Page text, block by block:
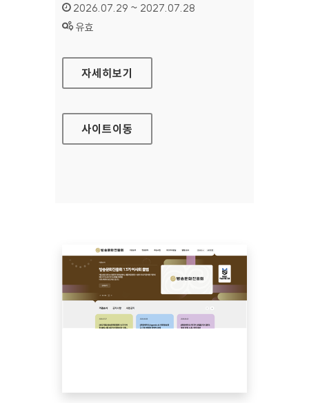
인증기간 :
2026.07.29 ~ 2027.07.28
상태 :
유효
공예포털
자세히보기
사이트이동